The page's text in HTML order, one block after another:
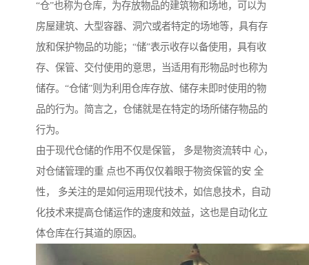
“仓”也称为仓库，为存放物品的建筑物和场地，可以为
房屋建筑、大型容器、洞穴或者特定的场地等，具有存
放和保护物品的功能；“储”表示收存以备使用，具有收
存、保管、交付使用的意思，当适用有形物品时也称为
储存。“仓储”则为利用仓库存放、储存未即时使用的物
品的行为。简言之，仓储就是在特定的场所储存物品的
行为。
由于现代仓储的作用不仅是保管， 多是物资流转中 心，
对仓储管理的重 点也不再仅仅着眼于物资保管的安 全
性， 多关注的是如何运用现代技术，如信息技术，自动
化技术来提高仓储运作的速度和效益，这也是自动化立
体仓库在行其道的原因。